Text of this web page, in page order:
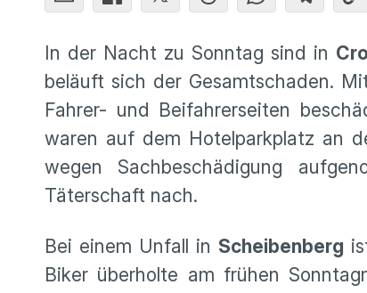
In der Nacht zu Sonntag sind in
beläuft sich der Gesamtschaden.
Fahrer- und Beifahrerseiten
waren auf dem Hotelparkplatz an
wegen Sachbeschädigung
Täterschaft nach.
Bei einem Unfall in Scheibenberg
Biker überholte am frühen